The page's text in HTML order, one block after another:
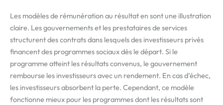
Les modèles de rémunération au résultat en sont une illustration
claire. Les gouvernements et les prestataires de services
structurent des contrats dans lesquels des investisseurs privés
financent des programmes sociaux dès le départ. Si le
programme atteint les résultats convenus, le gouvernement
rembourse les investisseurs avec un rendement. En cas d’échec,
les investisseurs absorbent la perte. Cependant, ce modèle
fonctionne mieux pour les programmes dont les résultats sont